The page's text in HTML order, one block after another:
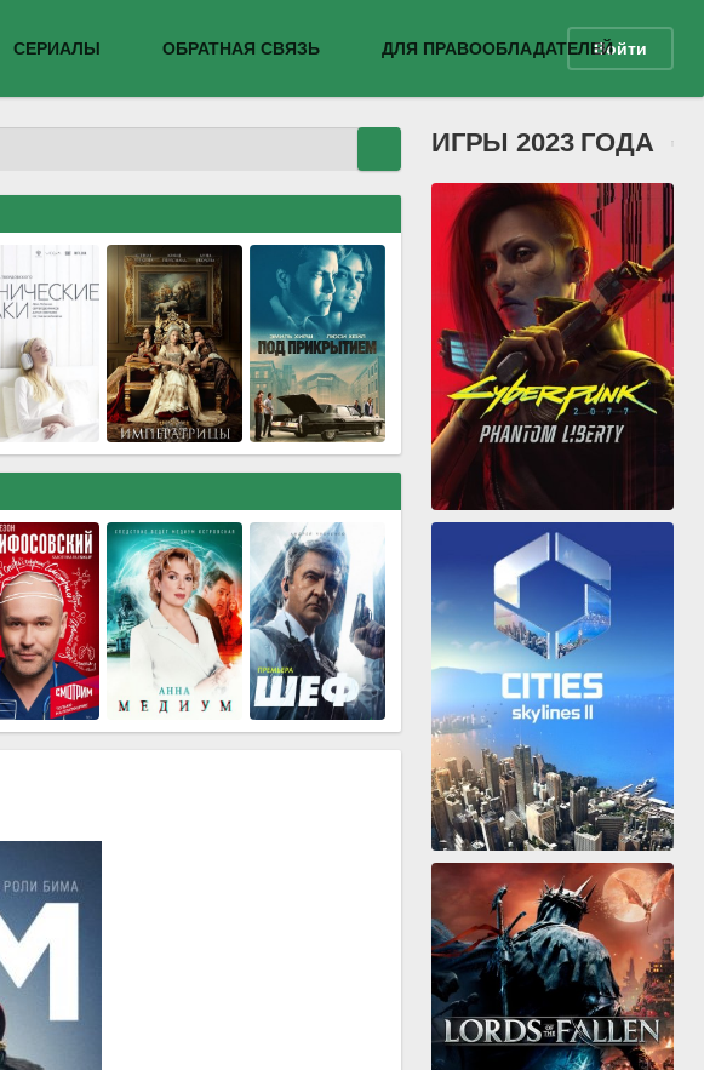
СЕРИАЛЫ ОБРАТНАЯ СВЯЗЬ ДЛЯ ПРАВООБЛАДАТЕЛЕЙВойти
ИГРЫ 2023 ГОДА